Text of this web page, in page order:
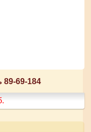
89-69-184